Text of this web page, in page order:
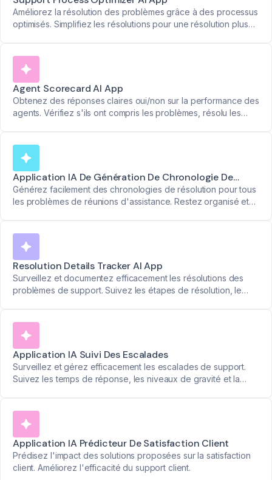
Améliorez la résolution des problèmes grâce à des processus
optimisés. Simplifiez les résolutions pour une résolution plus
Agent Scorecard AI App
Obtenez des réponses claires oui/non sur la performance des
agents. Vérifiez s'ils ont compris les problèmes, résolu les
Application IA De Génération De Chronologie De
Résolution
Générez facilement des chronologies de résolution pour tous
les problèmes de réunions d'assistance. Restez organisé et
Resolution Details Tracker AI App
Surveillez et documentez efficacement les résolutions des
problèmes de support. Suivez les étapes de résolution, le
Application IA Suivi Des Escalades
Surveillez et gérez efficacement les escalades de support.
Suivez les temps de réponse, les niveaux de gravité et la
Application IA Prédicteur De Satisfaction Client
Prédisez l'impact des solutions proposées sur la satisfaction
client. Améliorez l'efficacité du support client.